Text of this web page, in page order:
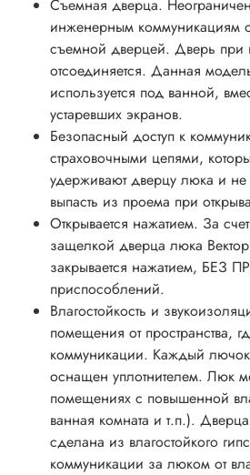
Съемная дверца.
инженерным коммуникациям
съемной дверцей. Дверь при
отсоединяется. Данная
используется под ванной,
устаревших экранов.
Безопасный доступ к
страховочными цепями,
удерживают дверцу люка и
выпасть из проема при
Открывается нажатием. За
защелкой дверца люка Вектор
закрывается нажатием, БЕЗ
приспособлений.
Влагостойкость и
помещения от пространства,
коммуникации. Каждый
оснащен уплотнителем. Люк
помещениях с повышенной
ванная комната и т.п.).
сделана из влагостойкого
коммуникации за люком от